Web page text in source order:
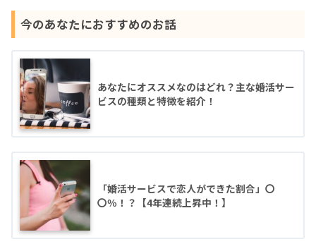
今のあなたにおすすめのお話
あなたにオススメなのはどれ？主な婚活サー
ビスの種類と特徴を紹介！
「婚活サービスで恋人ができた割合」〇
〇％！？【4年連続上昇中！】